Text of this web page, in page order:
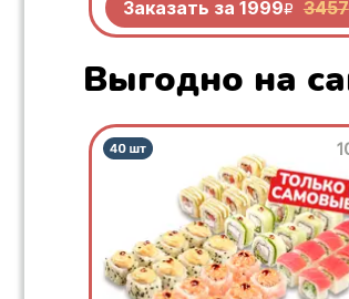
кусочков чистой роскоши по
адекватной цене
Заказать за 1999R 3457
Выгодно на